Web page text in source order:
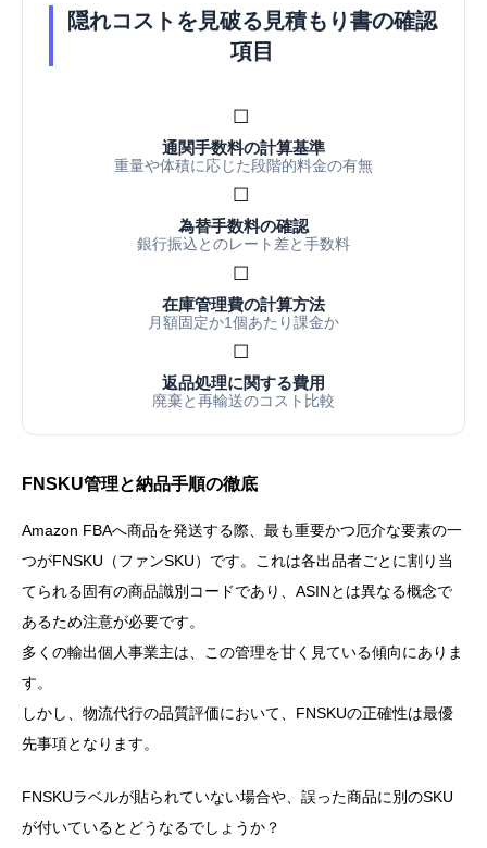
隠れコストを見破る見積もり書の確認
項目
☐
通関手数料の計算基準
重量や体積に応じた段階的料金の有無
☐
為替手数料の確認
銀行振込とのレート差と手数料
☐
在庫管理費の計算方法
月額固定か1個あたり課金か
☐
返品処理に関する費用
廃棄と再輸送のコスト比較
FNSKU管理と納品手順の徹底
Amazon FBAへ商品を発送する際、最も重要かつ厄介な要素の一
つがFNSKU（ファンSKU）です。これは各出品者ごとに割り当
てられる固有の商品識別コードであり、ASINとは異なる概念で
あるため注意が必要です。
多くの輸出個人事業主は、この管理を甘く見ている傾向にありま
す。
しかし、物流代行の品質評価において、FNSKUの正確性は最優
先事項となります。
FNSKUラベルが貼られていない場合や、誤った商品に別のSKU
が付いているとどうなるでしょうか？